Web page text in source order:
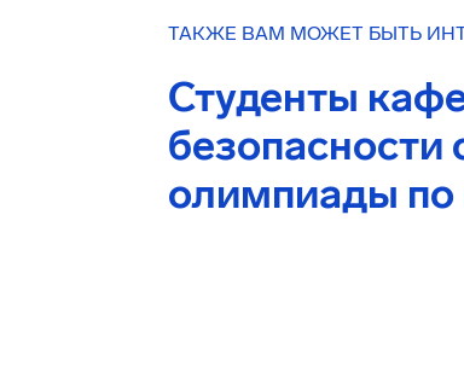
ТАКЖЕ ВАМ МОЖЕТ БЫТЬ
Студенты
безопасности
олимпиады по